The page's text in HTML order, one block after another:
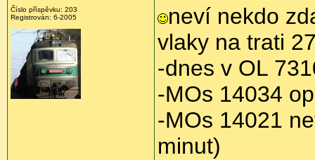
Číslo příspěvku: 203
Registrován: 6-2005
neví nekdo
vlaky na trati
-dnes v OL
-MOs 14034
-MOs 14021
minut)